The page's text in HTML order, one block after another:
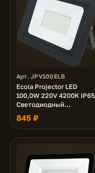
Арт. JPV100ELB
Ecola Projector LED
100,0W 220V 4200K IP65
Светодиодный
Прожектор тонкий
Черный 190x140x32
845 ₽